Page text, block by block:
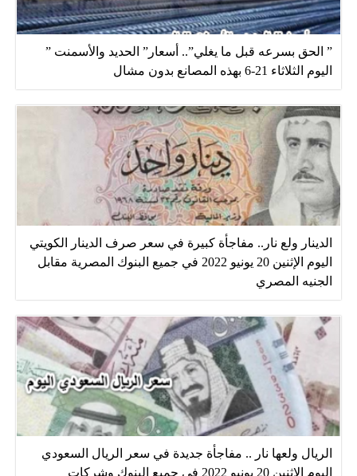
” الحق بسرعه قبل ما يغلي”.. أسعار” الحديد والأسمنت ”
اليوم الثلاثاء 21-6 بهذه المصانع بدون مشال
الدينار ولع نار.. مفاجأة كبيرة في سعر صرف الدينار الكويتي
اليوم الإثنين 20 يونيو 2022 في جميع البنوك المصرية مقابل
الجنيه المصري
الريال ولعها نار .. مفاجأة جديدة في سعر الريال السعودي
اليوم الإثنين 20 يونيو 2022 في جميع البنوك وشركات